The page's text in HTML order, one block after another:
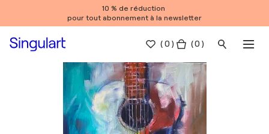
10 % de réduction
pour tout abonnement à la newsletter
(0 ) ( 0 )